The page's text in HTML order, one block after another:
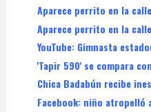
Aparece perrito en la
Aparece perrito en la
YouTube: Gimnasta
'Tapir 590' se compara
Chica Badabún recibe
Facebook: niño